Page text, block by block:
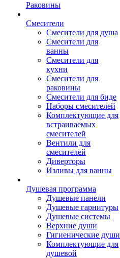
Раковины
Смесители
Смесители для душа
Смесители для
ванны
Смесители для
кухни
Смесители для
раковины
Смесители для биде
Наборы смесителей
Комплектующие для
встраиваемых
смесителей
Вентили для
смесителей
Диверторы
Изливы для ванны
Душевая программа
Душевые панели
Душевые гарнитуры
Душевые системы
Верхние души
Гигиенические души
Комплектующие для
душевой